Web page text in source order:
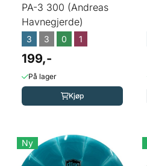
PA-3 300 (Andreas
Havnegjerde)
3 3 0 1
199,-
På lager
Kjøp
Ny